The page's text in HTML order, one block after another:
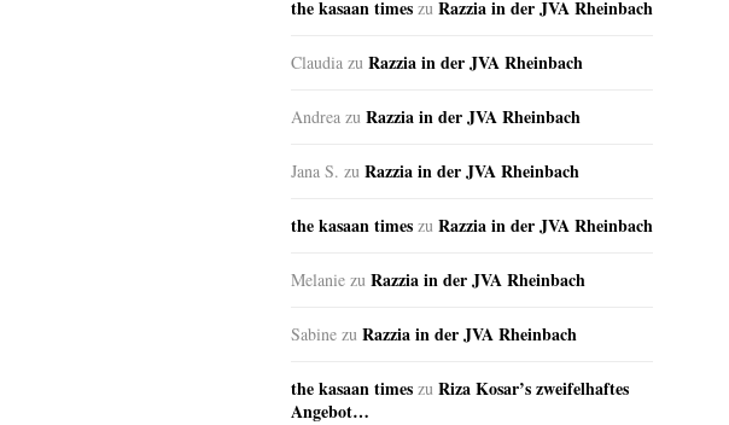
the kasaan times zu Razzia in der JVA Rheinbach
Claudia zu Razzia in der JVA Rheinbach
Andrea zu Razzia in der JVA Rheinbach
Jana S. zu Razzia in der JVA Rheinbach
the kasaan times zu Razzia in der JVA Rheinbach
Melanie zu Razzia in der JVA Rheinbach
Sabine zu Razzia in der JVA Rheinbach
the kasaan times zu Riza Kosar’s zweifelhaftes
Angebot…